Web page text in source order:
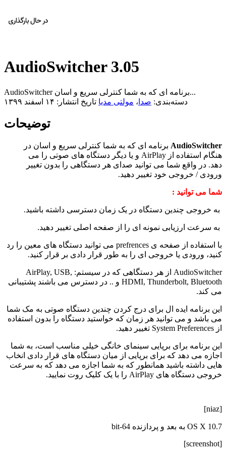
AudioSwitcher 3.05
AudioSwitcher برنامه ای که به شما کنترلی سریع و اسان...
دسته‌بندی: صدا ، مولتی مدیا تاریخ انتشار: ۱۴ اسفند ۱۳۹۹
توضیحات
AudioSwitcher برنامه ای که به شما کنترلی سریع و اسان در
هنگام استفاده از AirPlay و یا دیگر دستگاه های صوتی را می
دهد. در واقع شما می توانید صدای هر دستگاهی را بدون تغییر
ورودی / خروجی خود تغییر دهید.
شما می توانید :
به خروجی چندین دستگاه در یک زمان دسترسی داشته باشید.
به سرعت ارزیابی نمونه ای را از صفحه اصلی تغییر دهید.
با استفاده از صفحه ی prefrences می توانید دستگاه های معین را رد
کنید، ورودی یا خروجی ای را به طور قرار دادی بر قرار کنید.
AudioSwitcher از هر دستگاهی که در سیستم: AirPlay, USB,
HDMI, Thunderbolt, Bluetooth و .. در دسترس می باشند پشتیبانی
می کند.
این برنامه ایده ال برای درج کردن چندین دستگاه صوتی به مک شما
می باشد و می توانید هر زمان که خواستید دستگاه را بدون استفاده
از System Preferences تغییر دهید.
این برنامه برای برپایی سینمای خانگی خیلی مناسب است، به شما
اجازه می دهد که برای برپایی از میان دستگاه های قرار دادی انخاب
هایی داشته باشید همانطور که به شما اجازه می دهد که به سرعت
خروجی دستگاه های AirPlay را با یک کلیک روت نمایید.
[niaz]
OS X 10.7 به بعد و پردازنده 64-bit
[screenshot]